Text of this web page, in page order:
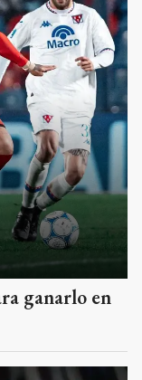
ganarlo en